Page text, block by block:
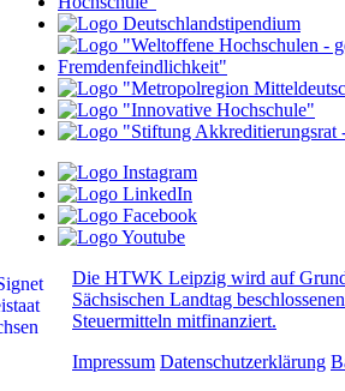
Die HTWK Leipzig wird auf
Sächsischen Landtag
Steuermitteln mitfinanziert.
Impressum Datenschutzerklärung